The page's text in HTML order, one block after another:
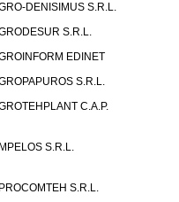
DENISIMUS S.R.L.
S.R.L.
EDINET
S.R.L.
C.A.P.
S.R.L.
S.R.L.